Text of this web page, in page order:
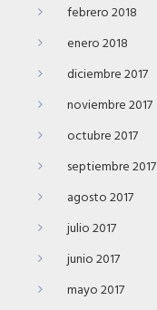
febrero 2018
enero 2018
diciembre 2017
noviembre 2017
octubre 2017
septiembre 2017
agosto 2017
julio 2017
junio 2017
mayo 2017